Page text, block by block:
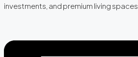
investments, and premium living spaces.